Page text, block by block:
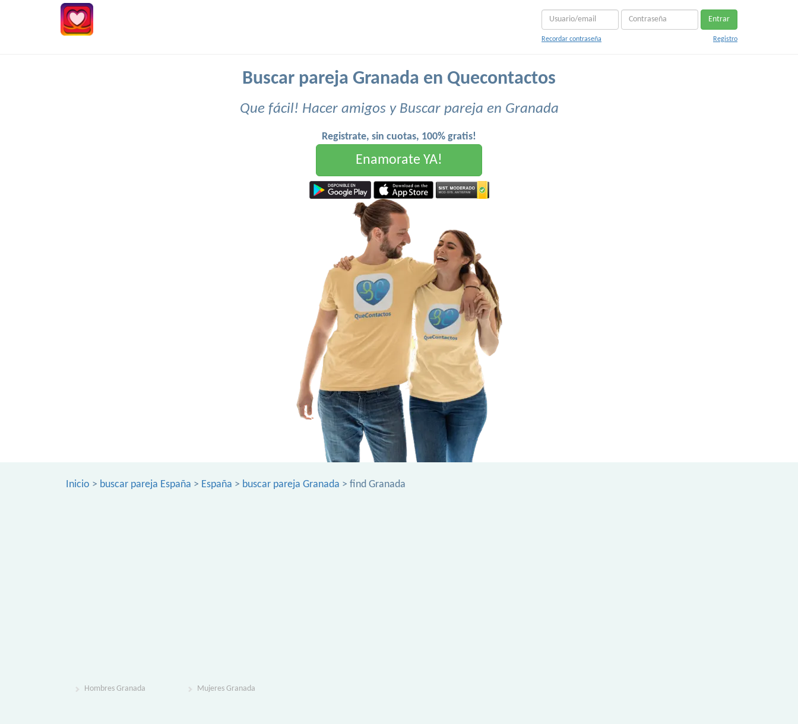
Entrar
Recordar contraseña Registro
Buscar pareja Granada en Quecontactos
Que fácil! Hacer amigos y Buscar pareja en Granada
Registrate, sin cuotas, 100% gratis!
Enamorate YA!
Inicio > buscar pareja España > España > buscar pareja Granada > find Granada
Hombres Granada Mujeres Granada